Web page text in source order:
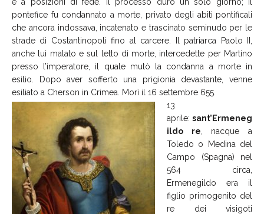
pontefice fu condannato a morte, privato degli abiti pontificali
che ancora indossava, incatenato e trascinato seminudo per le
strade di Costantinopoli fino al carcere. Il patriarca Paolo II,
anche lui malato e sul letto di morte, intercedette per Martino
presso l’imperatore, il quale mutò la condanna a morte in
esilio. Dopo aver sofferto una prigionia devastante, venne
esiliato a Cherson in Crimea. Morì il 16 settembre 655.
13
aprile: sant’Ermeneg
ildo re , nacque a
Toledo o Medina del
Campo (Spagna) nel
564 circa,
Ermenegildo era il
figlio primogenito del
re dei visigoti